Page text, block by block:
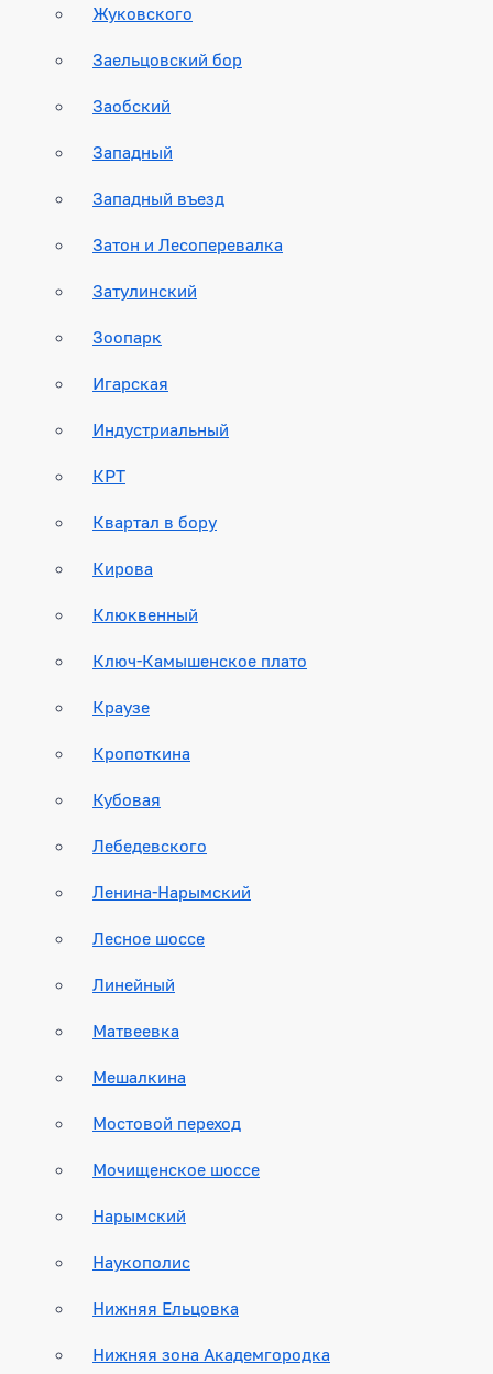
Жуковского
Заельцовский бор
Заобский
Западный
Западный въезд
Затон и Лесоперевалка
Затулинский
Зоопарк
Игарская
Индустриальный
КРТ
Квартал в бору
Кирова
Клюквенный
Ключ-Камышенское плато
Краузе
Кропоткина
Кубовая
Лебедевского
Ленина-Нарымский
Лесное шоссе
Линейный
Матвеевка
Мешалкина
Мостовой переход
Мочищенское шоссе
Нарымский
Наукополис
Нижняя Ельцовка
Нижняя зона Академгородка